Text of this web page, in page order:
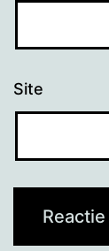
Site